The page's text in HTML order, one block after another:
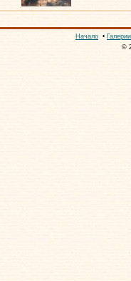
Начало • Галерии
©